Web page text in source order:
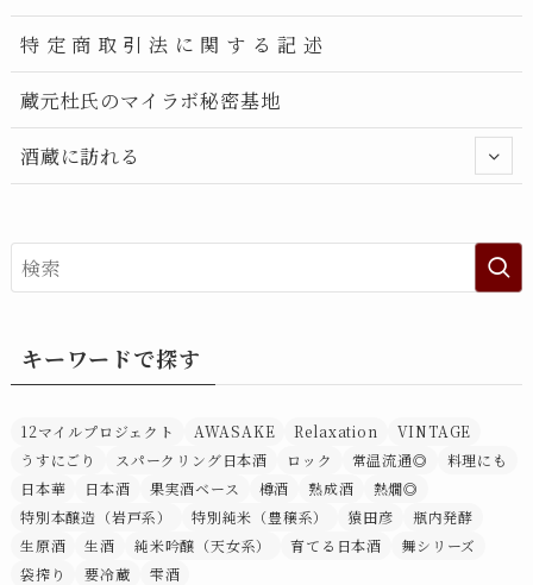
特 定 商 取 引 法 に 関 す る 記 述
蔵元杜氏のマイラボ秘密基地
酒蔵に訪れる
キーワードで探す
12マイルプロジェクト AWASAKE Relaxation
VINTAGE
うすにごり
スパークリング日本酒 ロック 常温流通◎
料理にも
日本華
日本酒 果実酒ベース 樽酒 熟成酒
熱燗◎
特別本醸造（岩戸系）
特別純米（豊穣系） 猿田彦
瓶内発酵
生原酒
生酒 純米吟醸（天女系） 育てる日本酒
舞シリーズ
袋搾り
要冷蔵 雫酒